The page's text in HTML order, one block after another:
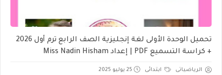
تحميل الوحدة الأولى لغة إنجليزية الصف الرابع ترم أول 2026
+ كراسة التسميع PDF | إعداد Miss Nadin Hisham
الرياضياتى ابتدائى 25 يوليو 2025